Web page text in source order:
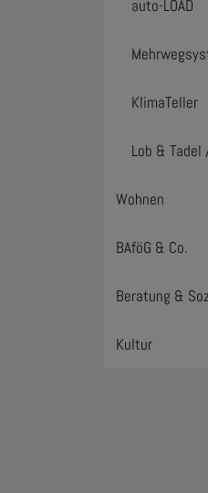
auto-LOAD
KlimaTeller
Lob & Tadel
Wohnen
BAföG & Co.
Beratung &
Kultur